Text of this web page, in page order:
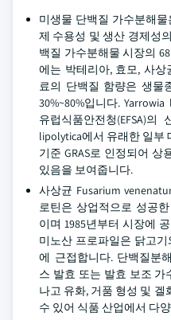
미생물 단백질 가수분해
제 수용성 및 생산 경제성
백질 가수분해물 시장의
에는 박테리아, 효모, 사
료의 단백질 함량은 생물
30%~80%입니다.
유럽식품안전청(EFSA)
lipolytica에서 유래한 일부
기준 GRAS로 인정되어
있음을 보여줍니다.
사상균 Fusarium
로틴은 상업적으로 성공
이며 1985년부터 시장에
미노산 프로파일은 닭고기
에 근접합니다. 단백질분
스 발효 또는 발효 보조 가
나고 유화, 거품 형성 및
수 있어 식품 산업에서 다